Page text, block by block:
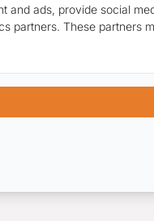
and ads, provide social
partners. These